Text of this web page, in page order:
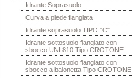
Idrante Soprasuolo
Curva a piede flangiata
Idrante soprasuolo TIPO "C"
Idrante sottosuolo flangiato con
sbocco UNI 810 Tipo CROTONE
Idrante sottosuolo flangiato con
sbocco a baionetta Tipo CROTONE